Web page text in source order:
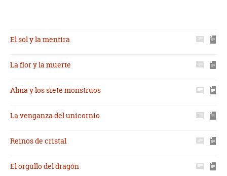
El sol y la mentira
La flor y la muerte
Alma y los siete monstruos
La venganza del unicornio
Reinos de cristal
El orgullo del dragón